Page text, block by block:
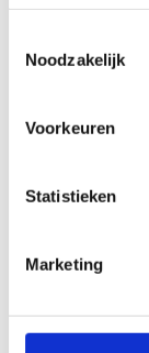
Noodzakelijk
Voorkeuren
Statistieken
Marketing
Prof.